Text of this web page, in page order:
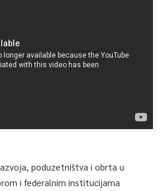
poduzetništva i obrta u
i federalnim institucijama